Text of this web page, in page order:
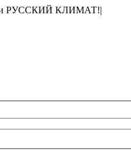
РУССКИЙ КЛИМАТ!|